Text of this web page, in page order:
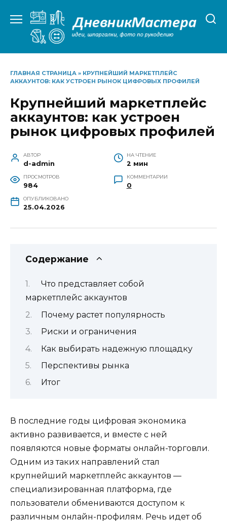
содержанию
ГЛАВНАЯ СТРАНИЦА » КРУПНЕЙШИЙ МАРКЕТПЛЕЙС
АККАУНТОВ: КАК УСТРОЕН РЫНОК ЦИФРОВЫХ ПРОФИЛЕЙ
Крупнейший маркетплейс
аккаунтов: как устроен
рынок цифровых профилей
АВТОР
d-admin
НА ЧТЕНИЕ
2 мин
ПРОСМОТРОВ
984
КОММЕНТАРИИ
0
ОПУБЛИКОВАНО
25.04.2026
Содержание
Что представляет собой
маркетплейс аккаунтов
Почему растет популярность
Риски и ограничения
Как выбирать надежную площадку
Перспективы рынка
Итог
В последние годы цифровая экономика
активно развивается, и вместе с ней
появляются новые форматы онлайн-торговли.
Одним из таких направлений стал
крупнейший маркетплейс аккаунтов —
специализированная платформа, где
пользователи обмениваются доступом к
различным онлайн-профилям. Речь идет об